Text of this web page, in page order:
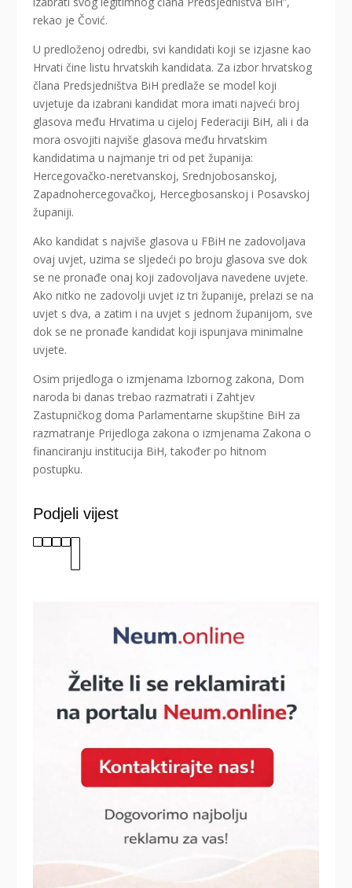
rekao je Čović.
U predloženoj odredbi, svi kandidati koji se izjasne kao
Hrvati čine listu hrvatskih kandidata. Za izbor hrvatskog
člana Predsjedništva BiH predlaže se model koji
uvjetuje da izabrani kandidat mora imati najveći broj
glasova među Hrvatima u cijeloj Federaciji BiH, ali i da
mora osvojiti najviše glasova među hrvatskim
kandidatima u najmanje tri od pet županija:
Hercegovačko-neretvanskoj, Srednjobosanskoj,
Zapadnohercegovačkoj, Hercegbosanskoj i Posavskoj
županiji.
Ako kandidat s najviše glasova u FBiH ne zadovoljava
ovaj uvjet, uzima se sljedeći po broju glasova sve dok
se ne pronađe onaj koji zadovoljava navedene uvjete.
Ako nitko ne zadovolji uvjet iz tri županije, prelazi se na
uvjet s dva, a zatim i na uvjet s jednom županijom, sve
dok se ne pronađe kandidat koji ispunjava minimalne
uvjete.
Osim prijedloga o izmjenama Izbornog zakona, Dom
naroda bi danas trebao razmatrati i Zahtjev
Zastupničkog doma Parlamentarne skupštine BiH za
razmatranje Prijedloga zakona o izmjenama Zakona o
financiranju institucija BiH, također po hitnom
postupku.
Podjeli vijest